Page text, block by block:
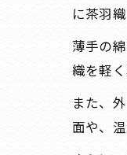
に茶羽
薄手の
織を軽
また、
面や、